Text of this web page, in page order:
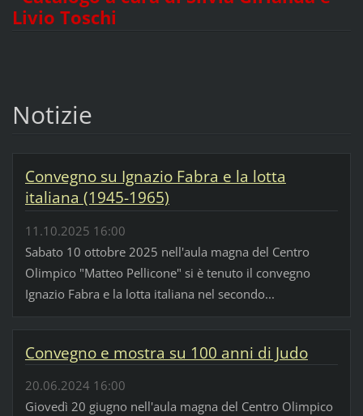
Livio Toschi
Notizie
Convegno su Ignazio Fabra e la lotta
italiana (1945-1965)
11.10.2025 16:00
Sabato 10 ottobre 2025 nell'aula magna del Centro
Olimpico "Matteo Pellicone" si è tenuto il convegno
Ignazio Fabra e la lotta italiana nel secondo...
Convegno e mostra su 100 anni di Judo
20.06.2024 16:00
Giovedì 20 giugno nell'aula magna del Centro Olimpico